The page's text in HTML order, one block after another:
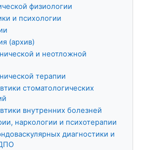
физиологии
и психологии
(архив)
и неотложной
терапии
стоматологических
внутренних болезней
наркологии и психотерапии
диагностики и